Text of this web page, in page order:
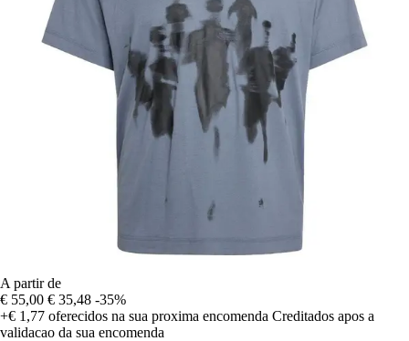
A partir de
€ 55,00 € 35,48 -35%
+€ 1,77 oferecidos na sua proxima encomenda Creditados apos a
validacao da sua encomenda